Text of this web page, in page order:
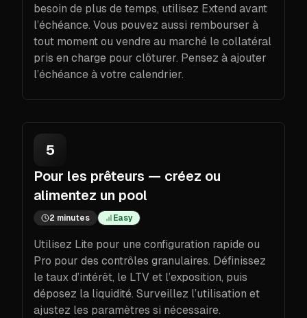
besoin de plus de temps, utilisez Extend avant
l’échéance. Vous pouvez aussi rembourser à
tout moment ou vendre au marché le collatéral
pris en charge pour clôturer. Pensez à ajouter
l’échéance à votre calendrier.
5
Pour les prêteurs — créez ou
alimentez un pool
2 minutes Easy
Utilisez Lite pour une configuration rapide ou
Pro pour des contrôles granulaires. Définissez
le taux d’intérêt, le LTV et l’exposition, puis
déposez la liquidité. Surveillez l’utilisation et
ajustez les paramètres si nécessaire.